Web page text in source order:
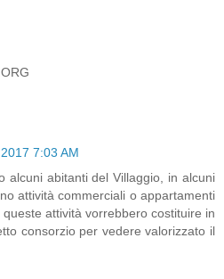
7:03 AM
alcuni abitanti del Villaggio, in alcuni
attività commerciali o appartamenti
attività vorrebbero costituire in
consorzio per vedere valorizzato il